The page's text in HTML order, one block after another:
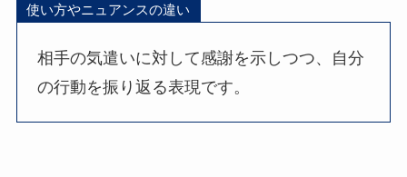
使い方やニュアンスの違い
相手の気遣いに対して感謝を示しつつ、自分
の行動を振り返る表現です。